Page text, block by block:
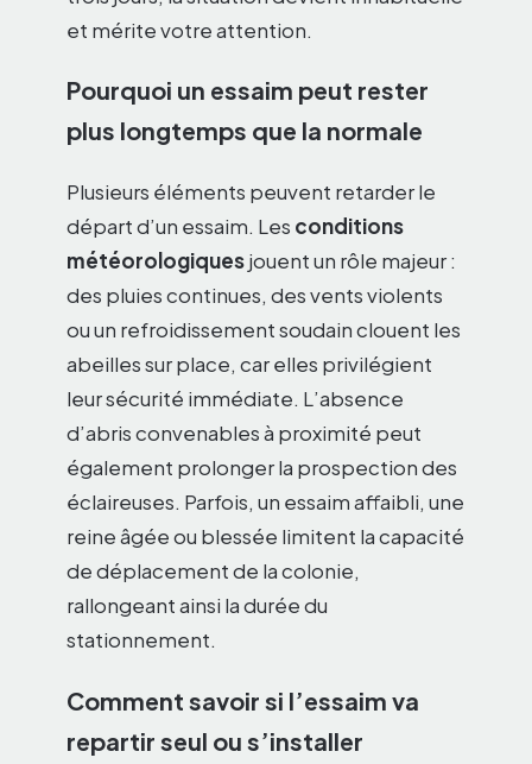
et mérite votre attention.
Pourquoi un essaim peut rester
plus longtemps que la normale
Plusieurs éléments peuvent retarder le
départ d’un essaim. Les conditions
météorologiquesjouent un rôle majeur :
des pluies continues, des vents violents
ou un refroidissement soudain clouent les
abeilles sur place, car elles privilégient
leur sécurité immédiate. L’absence
d’abris convenables à proximité peut
également prolonger la prospection des
éclaireuses. Parfois, un essaim affaibli, une
reine âgée ou blessée limitent la capacité
de déplacement de la colonie,
rallongeant ainsi la durée du
stationnement.
Comment savoir si l’essaim va
repartir seul ou s’installer